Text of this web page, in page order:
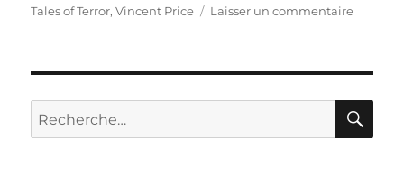
Tales of Terror,Vincent Price Laisser un commentairesur
de
la
Recherche
pour :